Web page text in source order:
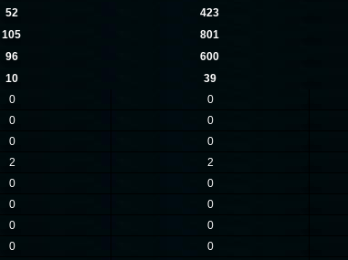
52
423
105
801
96
600
10
39
0
0
0
0
0
0
2
2
0
0
0
0
0
0
0
0